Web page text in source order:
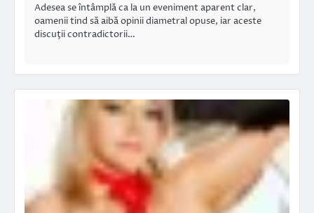
Adesea se întâmplă ca la un eveniment aparent clar,
oamenii tind să aibă opinii diametral opuse, iar aceste
discuţii contradictorii…